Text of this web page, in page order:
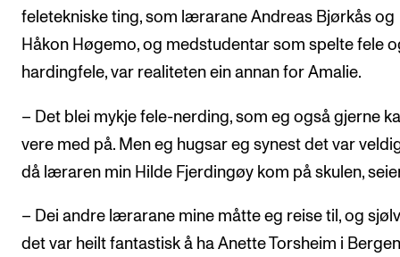
feletekniske ting, som lærarane Andreas Bjørkås og
Håkon Høgemo, og medstudentar som spelte fele
hardingfele, var realiteten ein annan for Amalie.
– Det blei mykje fele-nerding, som eg også gjerne
vere med på. Men eg hugsar eg synest det var
då læraren min Hilde Fjerdingøy kom på skulen,
– Dei andre lærarane mine måtte eg reise til, og
det var heilt fantastisk å ha Anette Torsheim i